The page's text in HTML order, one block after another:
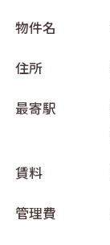
物件名
住所
最寄駅
賃料
管理費